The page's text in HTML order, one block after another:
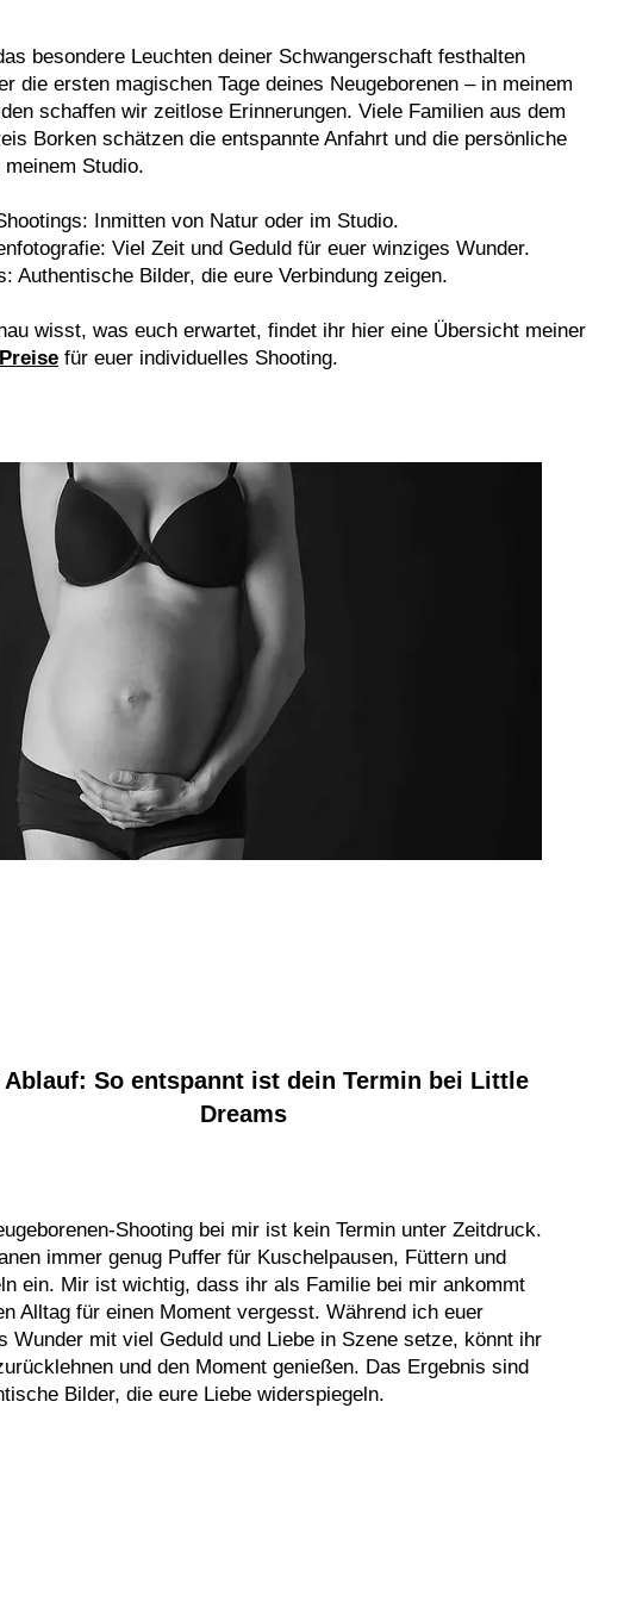
besondere Leuchten deiner Schwangerschaft festhalten
die ersten magischen Tage deines Neugeborenen – in meinem
schaffen wir zeitlose Erinnerungen. Viele Familien aus dem
Borken schätzen die entspannte Anfahrt und die persönliche
Studio.
Inmitten von Natur oder im Studio.
Viel Zeit und Geduld für euer winziges Wunder.
Authentische Bilder, die eure Verbindung zeigen.
wisst, was euch erwartet, findet ihr hier eine Übersicht meiner
für euer individuelles Shooting.
Ablauf: So entspannt ist dein Termin bei Little
Dreams
Shooting bei mir ist kein Termin unter Zeitdruck.
immer genug Puffer für Kuschelpausen, Füttern und
ein. Mir ist wichtig, dass ihr als Familie bei mir ankommt
Alltag für einen Moment vergesst. Während ich euer
Wunder mit viel Geduld und Liebe in Szene setze, könnt ihr
und den Moment genießen. Das Ergebnis sind
Bilder, die eure Liebe widerspiegeln.